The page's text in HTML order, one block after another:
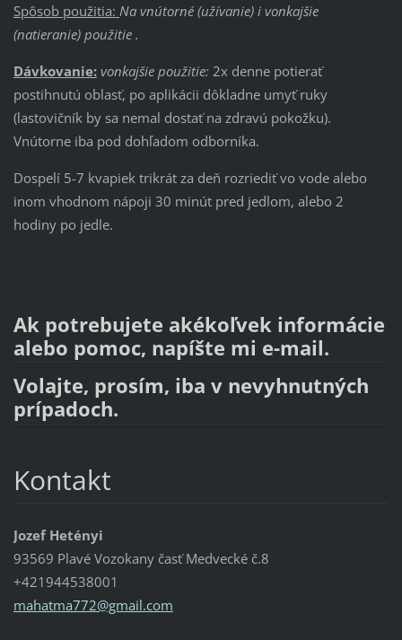
Spôsob použitia: Na vnútorné (užívanie) i vonkajšie
(natieranie) použitie .
Dávkovanie: vonkajšie použitie:2x denne potierať
postihnutú oblasť, po aplikácii dôkladne umyť ruky
(lastovičník by sa nemal dostať na zdravú pokožku).
Vnútorne iba pod dohľadom odborníka.
Dospelí 5-7 kvapiek trikrát za deň rozriediť vo vode alebo
inom vhodnom nápoji 30 minút pred jedlom, alebo 2
hodiny po jedle.
Ak potrebujete akékoľvek informácie
alebo pomoc, napíšte mi e-mail.
Volajte, prosím, iba v nevyhnutných
prípadoch.
Kontakt
Jozef Hetényi
93569 Plavé Vozokany časť Medvecké č.8
+421944538001
mahatma772@gmail.com